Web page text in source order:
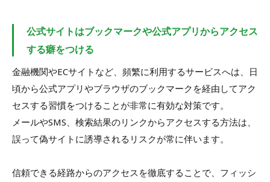
公式サイトはブックマークや公式アプリからアクセス
する癖をつける
金融機関やECサイトなど、頻繁に利用するサービスへは、日
頃から公式アプリやブラウザのブックマークを経由してアク
セスする習慣をつけることが非常に有効な対策です。
メールやSMS、検索結果のリンクからアクセスする方法は、
誤って偽サイトに誘導されるリスクが常に伴います。
信頼できる経路からのアクセスを徹底することで、フィッシ